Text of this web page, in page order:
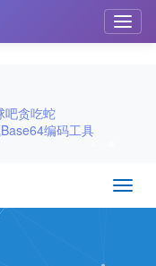
吧贪吃蛇
编码工具